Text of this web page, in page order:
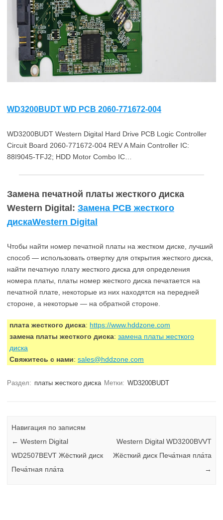
WD3200BUDT WD PCB 2060-771672-004
WD3200BUDT Western Digital Hard Drive PCB Logic Controller
Circuit Board 2060-771672-004 REV A Main Controller IC:
88I9045-TFJ2; HDD Motor Combo IC…
Замена печатной платы жесткого диска
Western Digital: Замена PCB жесткого
дискаWestern Digital
Чтобы найти номер печатной платы на жестком диске, лучший
способ — использовать отвертку для открытия жесткого диска,
найти печатную плату жесткого диска для определения
номера платы, платы номер жесткого диска печатается на
печатной плате, некоторые из них находятся на передней
стороне, а некоторые — на обратной стороне.
плата жесткого диска: https://www.hddzone.com
замена платы жесткого диска: замена платы жесткого
диска
Свяжитесь с нами: sales@hddzone.com
Раздел: платы жесткого диска Метки: WD3200BUDT
Навигация по записям
← Western Digital
WD2507BEVT Жёсткий диск
Печа́тная пла́та
Western Digital WD3200BVVT
Жёсткий диск Печа́тная пла́та
→